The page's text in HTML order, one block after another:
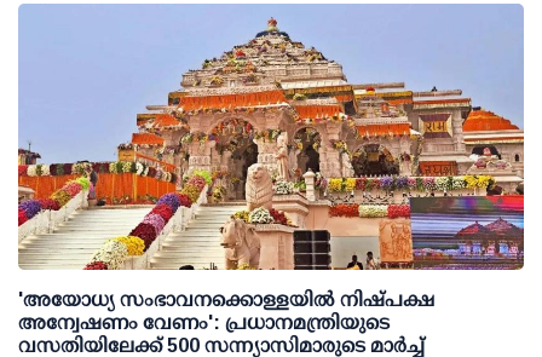
'അയോധ്യ സംഭാവനക്കൊള്ളയില്‍ നിഷ്പക്ഷ
അന്വേഷണം വേണം': പ്രധാനമന്ത്രിയുടെ
വസതിയിലേക്ക് 500 സന്ന്യാസിമാരുടെ മാര്‍ച്ച്